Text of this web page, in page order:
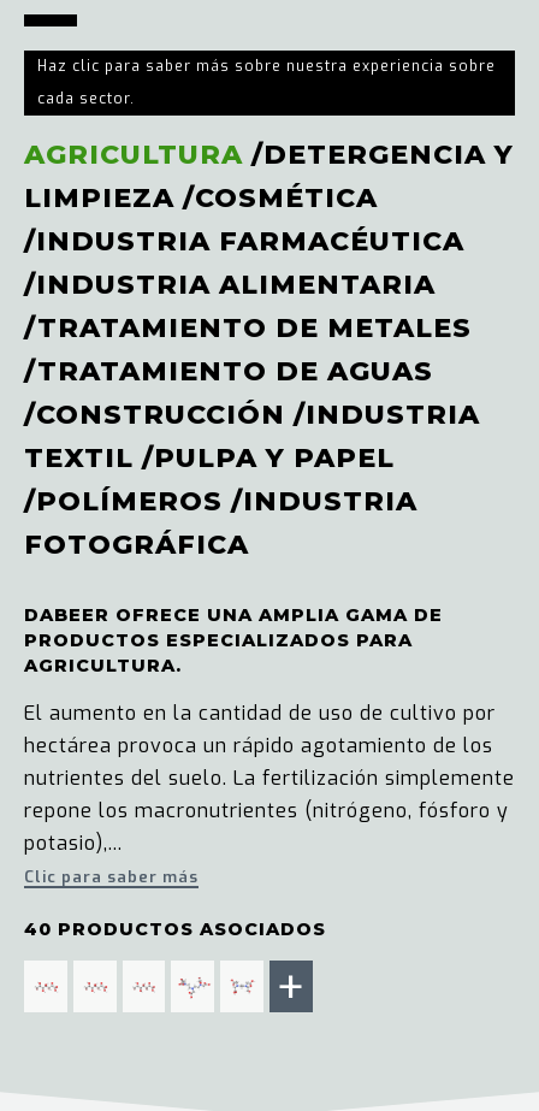
Haz clic para saber más sobre nuestra experiencia sobre
cada sector.
AGRICULTURA /DETERGENCIA Y
LIMPIEZA /COSMÉTICA
/INDUSTRIA FARMACÉUTICA
/INDUSTRIA ALIMENTARIA
/TRATAMIENTO DE METALES
/TRATAMIENTO DE AGUAS
/CONSTRUCCIÓN /INDUSTRIA
TEXTIL /PULPA Y PAPEL
/POLÍMEROS /INDUSTRIA
FOTOGRÁFICA
DABEER OFRECE UNA AMPLIA GAMA DE
PRODUCTOS ESPECIALIZADOS PARA
AGRICULTURA.
El aumento en la cantidad de uso de cultivo por
hectárea provoca un rápido agotamiento de los
nutrientes del suelo. La fertilización simplemente
repone los macronutrientes (nitrógeno, fósforo y
potasio),...
Clic para saber más
40 PRODUCTOS ASOCIADOS
+